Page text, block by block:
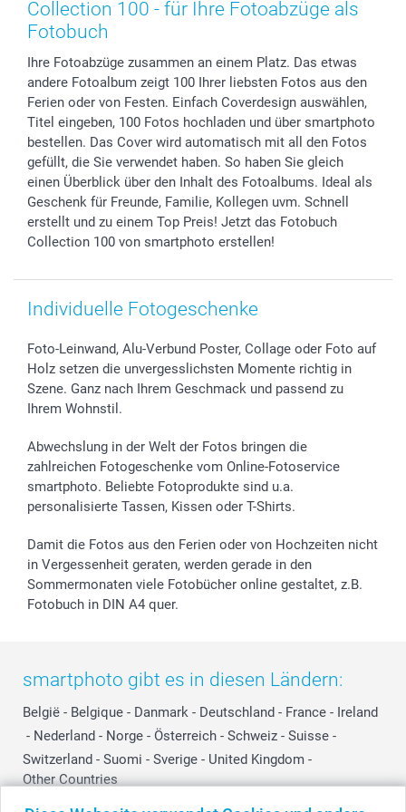
Foto-Kalender & Agenden
Geschenk-Gutscheine (PDF)
Impressum
Partnerprogramme
Investor Relations
B2B smartbusiness
Widerrufsrecht
Vatertag
Hochzeit
Geburtstag
Geburt
Zu allen Anlässen
Lieferfristen
Zahlungsmöglichkeiten
Anmelden /Registrieren
Sitemap
Status der Bestellung
smartfriends
smartgarantie
smartbonus
Collection 100 - für Ihre Fotoabzüge als
Fotobuch
Ihre Fotoabzüge zusammen an einem Platz. Das etwas
andere Fotoalbum zeigt 100 Ihrer liebsten Fotos aus den
Ferien oder von Festen. Einfach Coverdesign auswählen,
Titel eingeben, 100 Fotos hochladen und über smartphoto
bestellen. Das Cover wird automatisch mit all den Fotos
gefüllt, die Sie verwendet haben. So haben Sie gleich
einen Überblick über den Inhalt des Fotoalbums. Ideal als
Geschenk für Freunde, Familie, Kollegen uvm. Schnell
erstellt und zu einem Top Preis! Jetzt das Fotobuch
Collection 100 von smartphoto erstellen!
Individuelle Fotogeschenke
Foto-Leinwand, Alu-Verbund Poster, Collage oder Foto auf
Holz setzen die unvergesslichsten Momente richtig in
Szene. Ganz nach Ihrem Geschmack und passend zu
Ihrem Wohnstil.
Abwechslung in der Welt der Fotos bringen die
zahlreichen Fotogeschenke vom Online-Fotoservice
smartphoto. Beliebte Fotoprodukte sind u.a.
personalisierte Tassen, Kissen oder T-Shirts.
Damit die Fotos aus den Ferien oder von Hochzeiten nicht
in Vergessenheit geraten, werden gerade in den
Sommermonaten viele Fotobücher online gestaltet, z.B.
Fotobuch in DIN A4 quer.
smartphoto gibt es in diesen Ländern:
België - Belgique - Danmark - Deutschland - France - Ireland
- Nederland - Norge - Österreich - Schweiz - Suisse -
Switzerland - Suomi - Sverige - United Kingdom -
Other Countries